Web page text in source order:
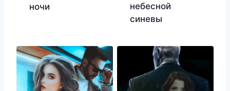
ночи
небесной
синевы